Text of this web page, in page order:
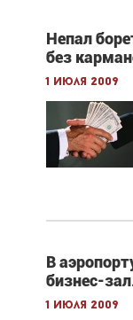
Непал
без
1 июля 2009
В
бизнес-
1 июля 2009